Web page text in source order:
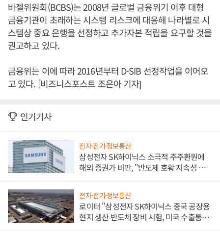
바젤위원회(BCBS)는 2008년 글로벌 금융위기 이후 대형
금융기관이 초래하는 시스템 리스크에 대응해 나라별로 시
스템상 중요 은행을 선정하고 추가자본 적립을 요구할 것을
권고하고 있다.
금융위는 이에 따라 2016년부터 D-SIB 선정작업을 이어오
고 있다. [비즈니스포스트 조은아 기자]
인기기사
전자·전기·정보통신
삼성전자 SK하이닉스 소극적 주주환원에
해외 증권가 비판, "반도체 호황 지속성 의
전자·전기·정보통신
로이터 "삼성전자 SK하이닉스 중국 공장용
현지 생산 반도체 장비 시험, 미국 수출통제